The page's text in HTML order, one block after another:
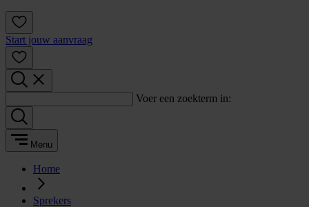
Start jouw aanvraag
Voer een zoekterm in:
Menu
Home
Sprekers